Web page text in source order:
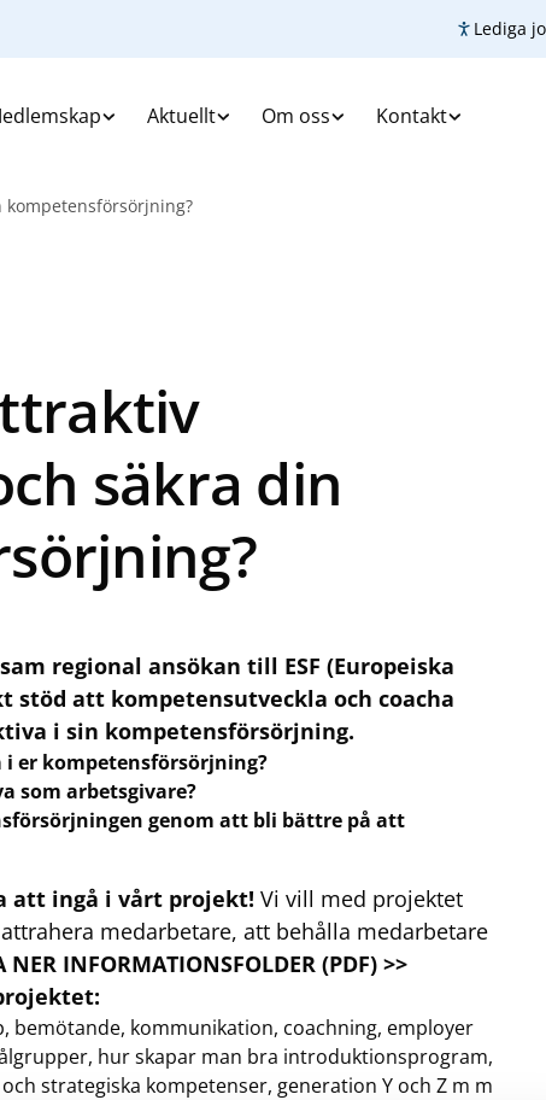
Lediga
Aktuellt Om oss Kontakt
säkra din
regional ansökan till ESF (Europeiska
stöd att kompetensutveckla och coacha
i sin kompetensförsörjning.
er kompetensförsörjning?
som arbetsgivare?
genom att bli bättre på att
att ingå i vårt projekt! Vi vill med projektet
medarbetare, att behålla medarbetare
NER INFORMATIONSFOLDER (PDF) >>
bemötande, kommunikation, coachning, employer
hur skapar man bra introduktionsprogram,
strategiska kompetenser, generation Y och Z m m